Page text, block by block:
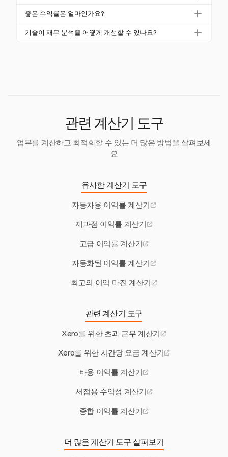
활용합니다. Harvest는 상세한 보고서 및 분석을 제공
줍니다.
수익률에는 총 수익률, 영업 수익률 및 순수익률의 세
에서 전반적인 수익성까지 재무 건강의 다양한 측면에
좋은 수익률은 얼마인가요?
좋은 수익률은 산업에 따라 다릅니다. 예를 들어, 기술
기술이 재무 분석을 어떻게 개선할 수 있나요?
관련 계산기 도구
업무를 계산하고 최적화할 수 있는 더 많은 방법을 살펴보세
요
유사한 계산기 도구
자동차용 이익률 계산기
제과점 이익률 계산기
고급 이익률 계산기
자동화된 이익률 계산기
최고의 이익 마진 계산기
관련 계산기 도구
Xero를 위한 초과 근무 계산기
Xero를 위한 시간당 요금 계산기
바용 이익률 계산기
서점용 수익성 계산기
종합 이익률 계산기
더 많은 계산기 도구 살펴보기